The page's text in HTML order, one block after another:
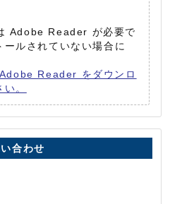
Adobe Reader が必要で
ルされていない場合に
Reader をダウンロ
。
合わせ